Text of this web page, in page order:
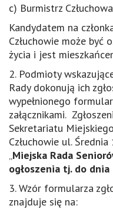
c) Burmistrz
Kandydatem na
Człuchowie może być
życia i jest
2. Podmioty
Rady dokonują ich
wypełnionego
załącznikami.
Sekretariatu
Człuchowie ul.
„Miejska Rada
ogłoszenia tj. do
3. Wzór formularza
znajduje się na: